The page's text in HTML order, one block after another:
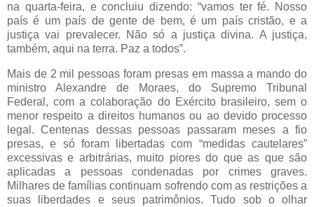
na quarta-feira, e concluiu dizendo: “vamos ter fé. Nosso
país é um país de gente de bem, é um país cristão, e a
justiça vai prevalecer. Não só a justiça divina. A justiça,
também, aqui na terra. Paz a todos”.
Mais de 2 mil pessoas foram presas em massa a mando do
ministro Alexandre de Moraes, do Supremo Tribunal
Federal, com a colaboração do Exército brasileiro, sem o
menor respeito a direitos humanos ou ao devido processo
legal. Centenas dessas pessoas passaram meses a fio
presas, e só foram libertadas com “medidas cautelares”
excessivas e arbitrárias, muito piores do que as que são
aplicadas a pessoas condenadas por crimes graves.
Milhares de famílias continuam sofrendo com as restrições a
suas liberdades e seus patrimônios. Tudo sob o olhar